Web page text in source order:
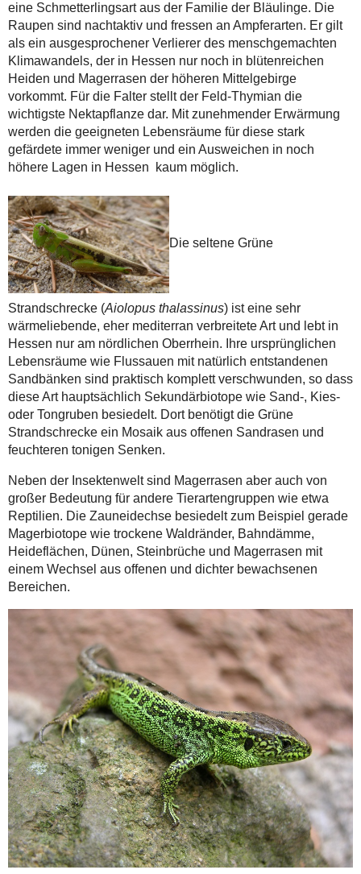
eine Schmetterlingsart aus der Familie der Bläulinge. Die
Raupen sind nachtaktiv und fressen an Ampferarten. Er gilt
als ein ausgesprochener Verlierer des menschgemachten
Klimawandels, der in Hessen nur noch in blütenreichen
Heiden und Magerrasen der höheren Mittelgebirge
vorkommt. Für die Falter stellt der Feld-Thymian die
wichtigste Nektapflanze dar. Mit zunehmender Erwärmung
werden die geeigneten Lebensräume für diese stark
gefärdete immer weniger und ein Ausweichen in noch
höhere Lagen in Hessen kaum möglich.
Die seltene Grüne
Strandschrecke (Aiolopus thalassinus) ist eine sehr
wärmeliebende, eher mediterran verbreitete Art und lebt in
Hessen nur am nördlichen Oberrhein. Ihre ursprünglichen
Lebensräume wie Flussauen mit natürlich entstandenen
Sandbänken sind praktisch komplett verschwunden, so dass
diese Art hauptsächlich Sekundärbiotope wie Sand-, Kies-
oder Tongruben besiedelt. Dort benötigt die Grüne
Strandschrecke ein Mosaik aus offenen Sandrasen und
feuchteren tonigen Senken.
Neben der Insektenwelt sind Magerrasen aber auch von
großer Bedeutung für andere Tierartengruppen wie etwa
Reptilien. Die Zauneidechse besiedelt zum Beispiel gerade
Magerbiotope wie trockene Waldränder, Bahndämme,
Heideflächen, Dünen, Steinbrüche und Magerrasen mit
einem Wechsel aus offenen und dichter bewachsenen
Bereichen.